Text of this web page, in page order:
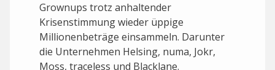
Grownups trotz anhaltender
Krisenstimmung wieder üppige
Millionenbeträge einsammeln. Darunter
die Unternehmen Helsing, numa, Jokr,
Moss, traceless und Blacklane.